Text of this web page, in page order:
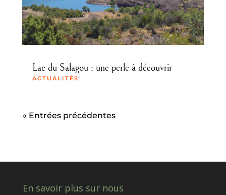
Lac du Salagou : une perle à découvrir
ACTUALITÉS
« Entrées précédentes
En savoir plus sur nous